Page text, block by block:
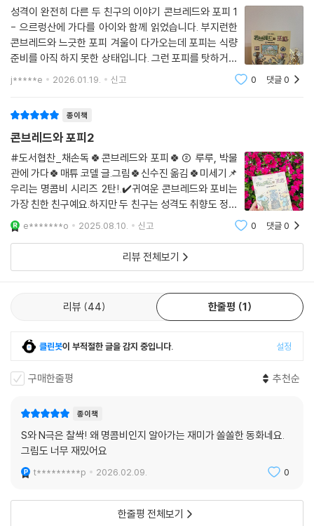
덜’과 같이 말의 재미를 느끼게 하는 표현들이 풍부해 소리 내어 읽는 즐거
움을 준다. 글이 적은 그림책에서 호흡이 긴 글의 문학으로 넘어가는 독서
단계에 진입한 어린이들에게 안성맞춤인 책이다.
인 책이다.- [커커스]
어린이 독자를 위한 최고의 선택.- [북리스트]
고전 베스트프렌드 이야기 대열에 합류할 만한 사랑스러운 캐릭터와 유쾌
한 이야기. - [북페이지]
교과과정: 1-1 국어 4. 여러 가지 낱말을 익혀요
2-1 국어 2. 말의 재미가 솔솔 ｜ 5. 마음을 짐작해요
3-1 국어 6. 일이 일어난 까닭 ｜ 3-2 국어 9. 작품 속 인물이 되어
성격이 완전히 다른 두 친구의 이야기 콘브레드와 포피 1
- 으르렁산에 가다를 아이와 함께 읽었습니다. 부지런한
콘브레드와 느긋한 포피 겨울이 다가오는데 포피는 식량
준비를 아직 하지 못한 상태입니다. 그런 포피를 탓하거나
외면하지 않고, 콘브레드는 함께 으르렁산으로 모험을 떠
나자고 제안합니다. 이야기는 문제를 비난하기보다 함께
j*****e 2026.01.19. 신고 0 댓글0
종이책
콘브레드와 포피2
#도서협찬_채손독🍀콘브레드와 포피🍀② 루루, 박물
관에 가다🍀매튜 코델 글.그림🍀신수진 옮김🍀미세기📌
우리는 명콤비 시리즈 2탄!.✔️귀여운 콘브레드와 포비는
가장 친한 친구예요.하지만 두 친구는 성격도 취향도 정반
대인데요.콘브레드는 박물관을 사랑하고포피는 숲을 사
랑해요.또, 숲에서 나는 소리를 무서워해 캠핑을 갈 수가
없는 콘브레드와모험을 좋아하는 실내
e*******o 2025.08.10. 신고 0 댓글0
리뷰 전체보기
리뷰 44 한줄평 1
클린봇이 부적절한 글을 감지 중입니다. 설정
구매한줄평 추천순
종이책
S와 N극은 찰싹! 왜 명콤비인지 알아가는 재미가 쏠쏠한 동화네요.
그림도 너무 재밌어요
t*********p 2026.02.09. 0
한줄평 전체보기